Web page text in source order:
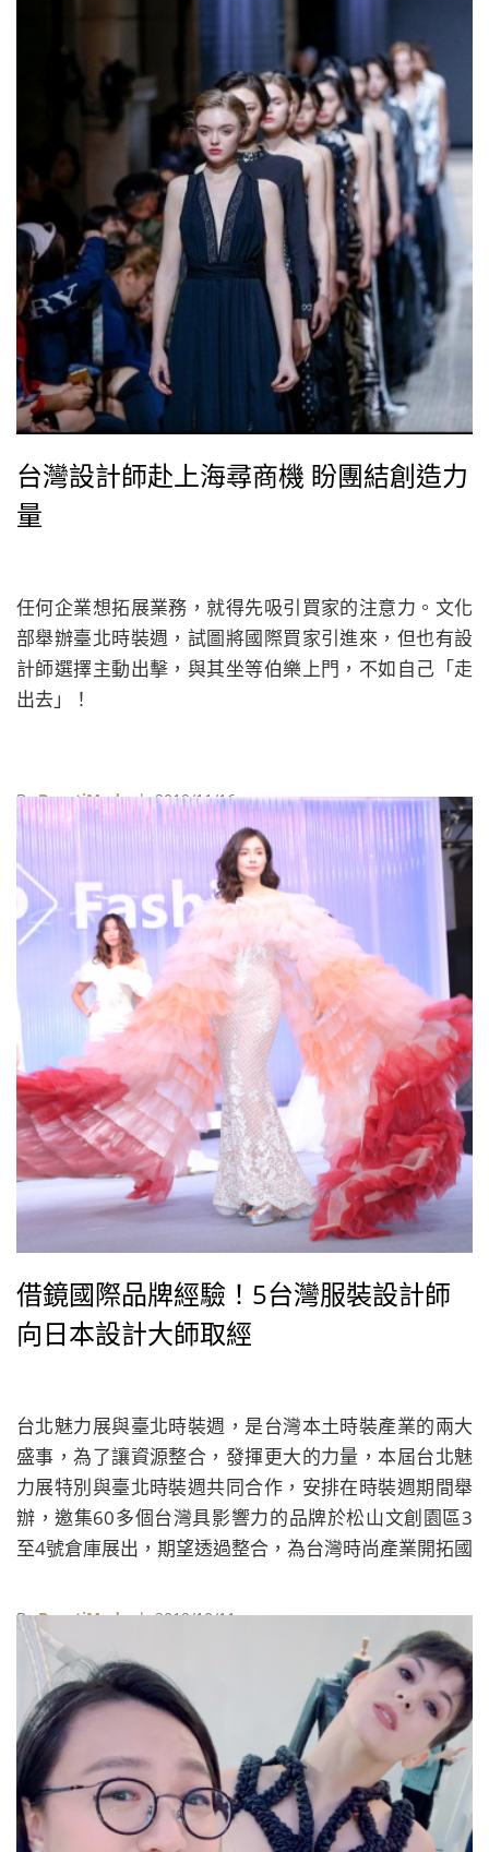
台灣設計師赴上海尋商機 盼團結創造力
量
任何企業想拓展業務，就得先吸引買家的注意力。文化
部舉辦臺北時裝週，試圖將國際買家引進來，但也有設
計師選擇主動出擊，與其坐等伯樂上門，不如自己「走
出去」！
ByBeautiMode| 2019/11/16
借鏡國際品牌經驗！5台灣服裝設計師
向日本設計大師取經
台北魅力展與臺北時裝週，是台灣本土時裝產業的兩大
盛事，為了讓資源整合，發揮更大的力量，本屆台北魅
力展特別與臺北時裝週共同合作，安排在時裝週期間舉
辦，邀集60多個台灣具影響力的品牌於松山文創園區3
至4號倉庫展出，期望透過整合，為台灣時尚產業開拓國
ByBeautiMode| 2019/10/11